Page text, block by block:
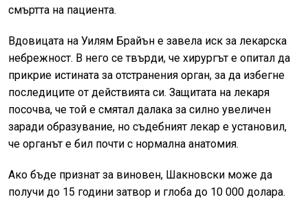
смъртта на пациента.
Вдовицата на Уилям Брайън е завела иск за лекарска
небрежност. В него се твърди, че хирургът е опитал да
прикрие истината за отстранения орган, за да избегне
последиците от действията си. Защитата на лекаря
посочва, че той е смятал далака за силно увеличен
заради образувание, но съдебният лекар е установил,
че органът е бил почти с нормална анатомия.
Ако бъде признат за виновен, Шакновски може да
получи до 15 години затвор и глоба до 10 000 долара.